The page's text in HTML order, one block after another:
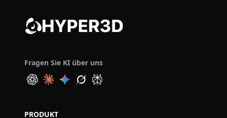
Fragen Sie KI über uns
PRODUKT